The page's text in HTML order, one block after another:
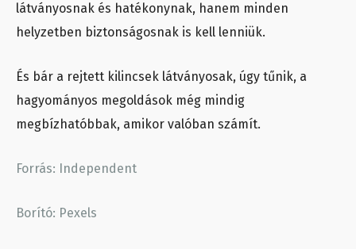
látványosnak és hatékonynak, hanem minden
helyzetben biztonságosnak is kell lenniük.
És bár a rejtett kilincsek látványosak, úgy tűnik, a
hagyományos megoldások még mindig
megbízhatóbbak, amikor valóban számít.
Forrás: Independent
Borító: Pexels